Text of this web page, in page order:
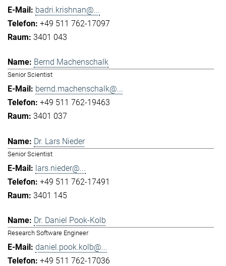
badri.krishnan@...
+49 511 762-17097
3401 043
Bernd Machenschalk
Senior Scientist
bernd.machenschalk@...
+49 511 762-19463
3401 037
Dr. Lars Nieder
Senior Scientist
lars.nieder@...
+49 511 762-17491
3401 145
Dr. Daniel Pook-Kolb
Research Software Engineer
daniel.pook.kolb@...
+49 511 762-17036